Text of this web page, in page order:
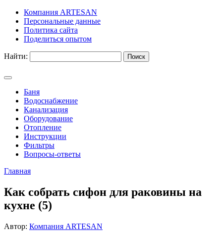
Компания ARTESAN
Персональные данные
Политика сайта
Поделиться опытом
Найти:
Баня
Водоснабжение
Канализация
Оборудование
Отопление
Инструкции
Фильтры
Вопросы-ответы
Главная
Как собрать сифон для раковины на
кухне (5)
Автор: Компания ARTESAN